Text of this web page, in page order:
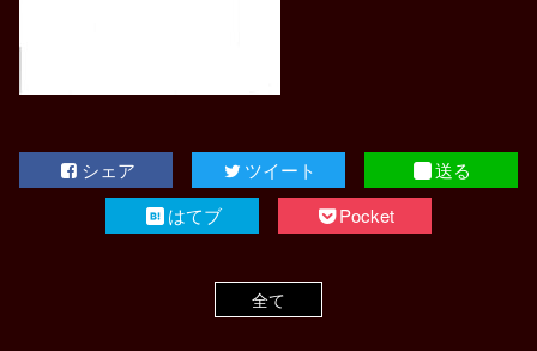
シェア ツイート
送る
はてブ
Pocket
全て